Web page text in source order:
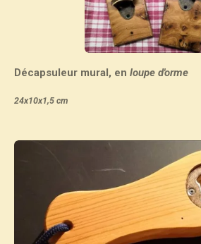
Décapsuleur mural, en loupe d'orme
24x10x1,5 cm